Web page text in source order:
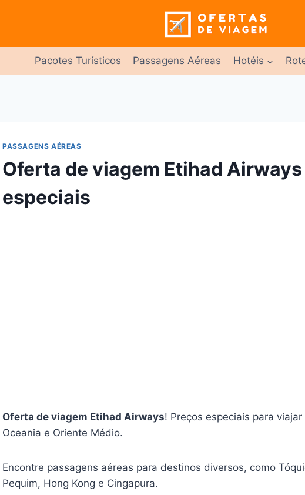
Pacotes Turísticos Passagens Aéreas Hotéis
PASSAGENS AÉREAS
Oferta de viagem Etihad Airways
especiais
Oferta de viagem Etihad Airways! Preços especiais para
Oceania e Oriente Médio.
Encontre passagens aéreas para destinos diversos, como
Pequim, Hong Kong e Cingapura.